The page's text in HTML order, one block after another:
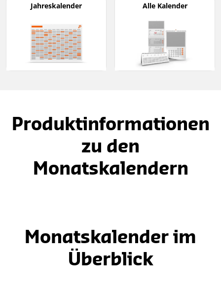
Jahreskalender Alle Kalender
Produktinformationen
zu den
Monatskalendern
Monatskalender im
Überblick